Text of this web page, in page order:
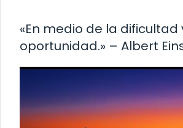
«En medio de la dificultad
oportunidad.» – Albert